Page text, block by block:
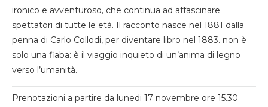
ironico e avventuroso, che continua ad affascinare
spettatori di tutte le età. Il racconto nasce nel 1881 dalla
penna di Carlo Collodi, per diventare libro nel 1883. non è
solo una fiaba: è il viaggio inquieto di un’anima di legno
verso l’umanità.
Prenotazioni a partire da lunedi 17 novembre ore 15.30